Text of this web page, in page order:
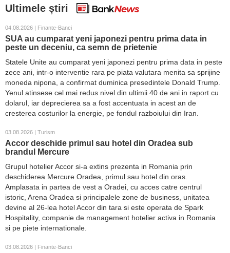
Ultimele știri
04.08.2026 | Finante-Banci
SUA au cumparat yeni japonezi pentru prima data in
peste un deceniu, ca semn de prietenie
Statele Unite au cumparat yeni japonezi pentru prima data in peste
zece ani, intr-o interventie rara pe piata valutara menita sa sprijine
moneda nipona, a confirmat duminica presedintele Donald Trump.
Yenul atinsese cel mai redus nivel din ultimii 40 de ani in raport cu
dolarul, iar deprecierea sa a fost accentuata in acest an de
cresterea costurilor la energie, pe fondul razboiului din Iran.
03.08.2026 | Turism
Accor deschide primul sau hotel din Oradea sub
brandul Mercure
Grupul hotelier Accor si-a extins prezenta in Romania prin
deschiderea Mercure Oradea, primul sau hotel din oras.
Amplasata in partea de vest a Oradei, cu acces catre centrul
istoric, Arena Oradea si principalele zone de business, unitatea
devine al 26-lea hotel Accor din tara si este operata de Spark
Hospitality, companie de management hotelier activa in Romania
si pe piete internationale.
03.08.2026 | Finante-Banci